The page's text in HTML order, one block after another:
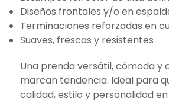
Diseños frontales y/o en
Terminaciones reforzadas en
Suaves, frescas y resistentes
Una prenda versátil, cómoda y
marcan tendencia. Ideal para
calidad, estilo y personalidad